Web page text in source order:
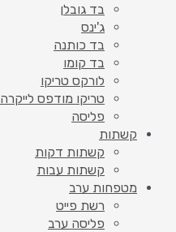
בד גובלן
ג'ינס
בד כותנה
בד קומו
לורקס טריקו
טריקו מודפס לייקרה
פליסה
קשתות
קשתות דקות
קשתות עבות
מטפחות ערב
רשת פייט
פליסה ערב